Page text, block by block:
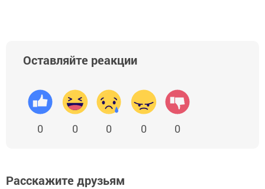
Оставляйте реакции
0 0 0 0 0
Расскажите друзьям